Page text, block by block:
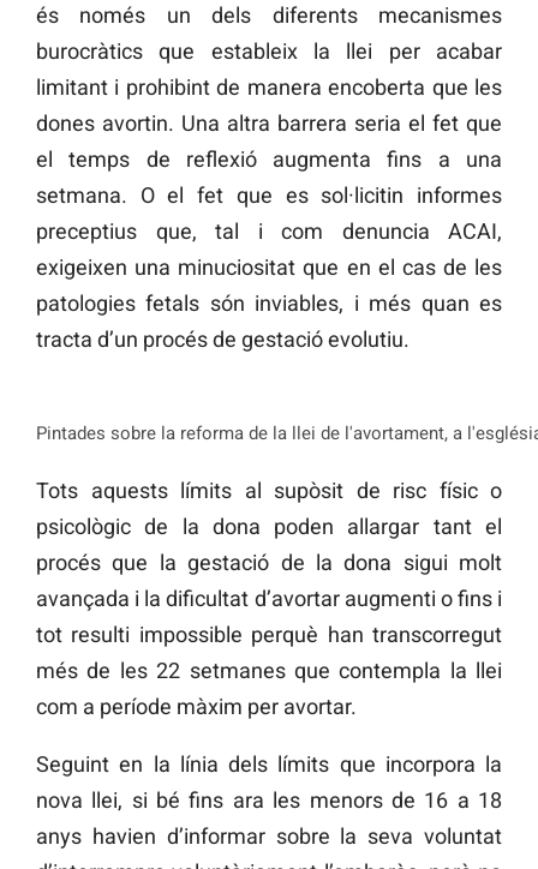
és només un dels diferents mecanismes
burocràtics que estableix la llei per acabar
limitant i prohibint de manera encoberta que les
dones avortin. Una altra barrera seria el fet que
el temps de reflexió augmenta fins a una
setmana. O el fet que es sol·licitin informes
preceptius que, tal i com denuncia ACAI,
exigeixen una minuciositat que en el cas de les
patologies fetals són inviables, i més quan es
tracta d’un procés de gestació evolutiu.
Pintades sobre la reforma de la llei de l'avortament, a
Tots aquests límits al supòsit de risc físic o
psicològic de la dona poden allargar tant el
procés que la gestació de la dona sigui molt
avançada i la dificultat d’avortar augmenti o fins i
tot resulti impossible perquè han transcorregut
més de les 22 setmanes que contempla la llei
com a període màxim per avortar.
Seguint en la línia dels límits que incorpora la
nova llei, si bé fins ara les menors de 16 a 18
anys havien d’informar sobre la seva voluntat